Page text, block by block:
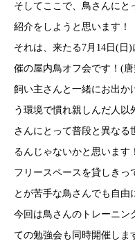
そしてここで、鳥さんにと
紹介をしようと思います！
それは、来たる7月14日(日
催の屋内鳥オフ会です！(
飼い主さんと一緒にお出か
う環境で慣れ親しんだ人以
さんにとって普段と異なる
るんじゃないかと思います！
フリースペースを貸しきっ
とが苦手な鳥さんでも自由
今回は鳥さんのトレーニン
ての勉強会も同時開催しま